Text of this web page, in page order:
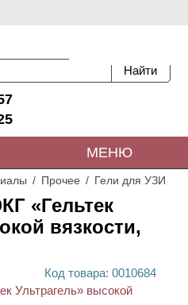
МЕНЮ
Прочее Гели для УЗИ
«Гельтек
вязкости,
Код товара: 0010684